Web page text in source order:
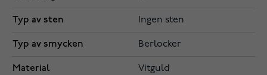
Typ av sten Ingen sten
Typ av smycken Berlocker
Material Vitguld